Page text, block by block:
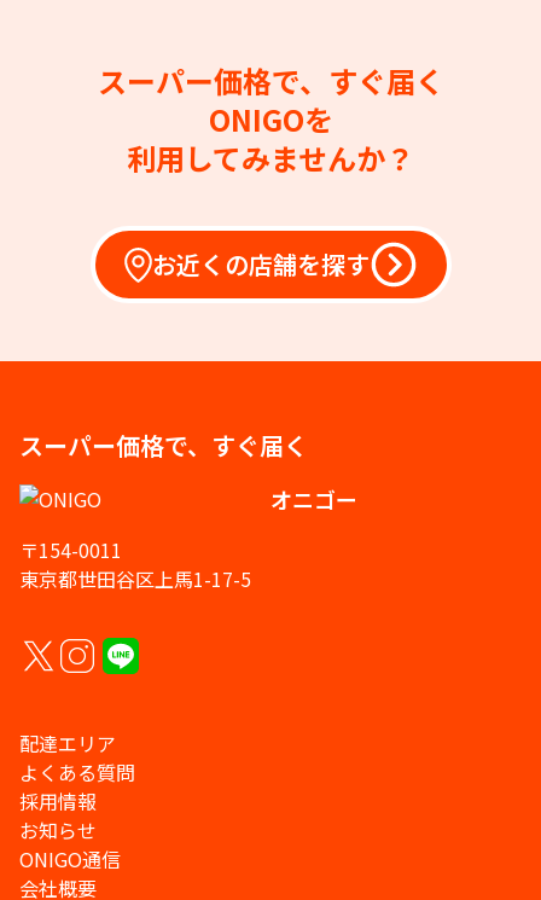
スーパー価格で、すぐ届く
ONIGOを
利用してみませんか？
お近くの店舗を探す
スーパー価格で、すぐ届く
オニゴー
〒154-0011
東京都世田谷区上馬1-17-5
配達エリア
よくある質問
採用情報
お知らせ
ONIGO通信
会社概要